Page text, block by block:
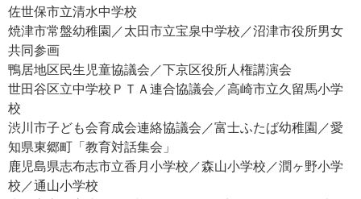
佐世保市立清水中学校
焼津市常盤幼稚園／太田市立宝泉中学校／沼津市役所男女
共同参画
鴨居地区民生児童協議会／下京区役所人権講演会
世田谷区立中学校ＰＴＡ連合協議会／高崎市立久留馬小学
校
渋川市子ども会育成会連絡協議会／富士ふたば幼稚園／愛
知県東郷町「教育対話集会」
鹿児島県志布志市立香月小学校／森山小学校／潤ヶ野小学
校／通山小学校